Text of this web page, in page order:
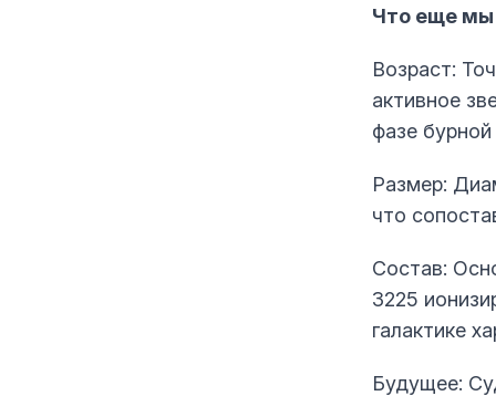
Что еще мы
Возраст:
активное
фазе
Размер:
что
Состав:
3225
галактике
Будущее: